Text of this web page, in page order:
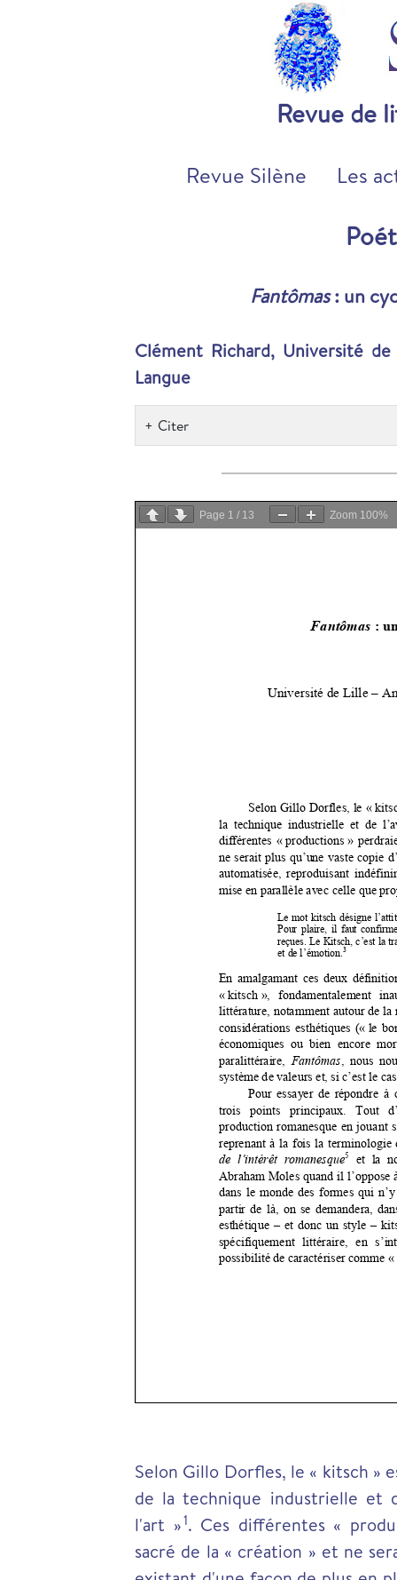
Revue de
Revue Silène Les
Fantômas: un
Clément Richard, Université
Langue
Citer
Page 1 / 13 Zoom 100%
Selon Gillo Dorfles, le « kitsch »
de la technique industrielle et
l'art »1. Ces différentes «
sacré de la « création » et ne